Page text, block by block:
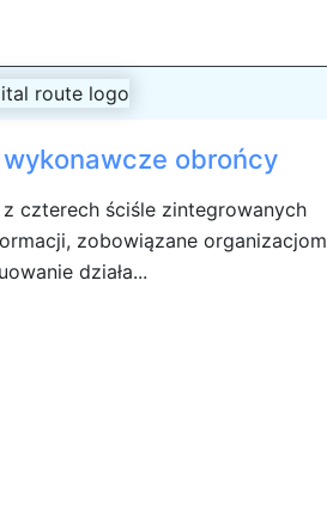
obrońcy
czterech ściśle zintegrowanych
zobowiązane organizacjom
działa...